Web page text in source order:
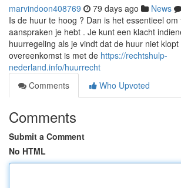
marvindoon408769 79 days ago News
Is de huur te hoog ? Dan is het essentieel
aanspraken je hebt . Je kunt een klacht
huurregeling als je vindt dat de huur niet klopt
overeenkomst is met de https://rechtshulp-
nederland.info/huurrecht
Comments
Who Upvoted
Comments
Submit a Comment
No HTML